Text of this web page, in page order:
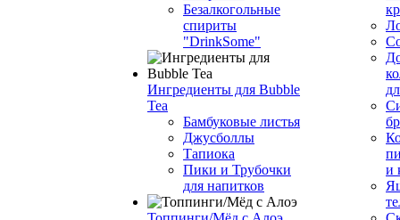
Безалкогольные
спириты
"DrinkSome"
Ингредиенты для Bubble
Tea
Бамбуковые листья
Джусболлы
Тапиока
Пики и Трубочки
для напитков
и